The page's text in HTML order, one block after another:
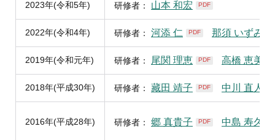
2023年(令和5年) 研修者： 山本 和宏 PDF
2022年(令和4年) 研修者： 河添 仁 PDF 那須 いずみ
2019年(令和元年) 研修者： 尾関 理恵 PDF 高橋 恵美利
2018年(平成30年) 研修者： 藏田 靖子 PDF 中川 直人
2016年(平成28年) 研修者： 郷 真貴子 PDF 中島 寿久